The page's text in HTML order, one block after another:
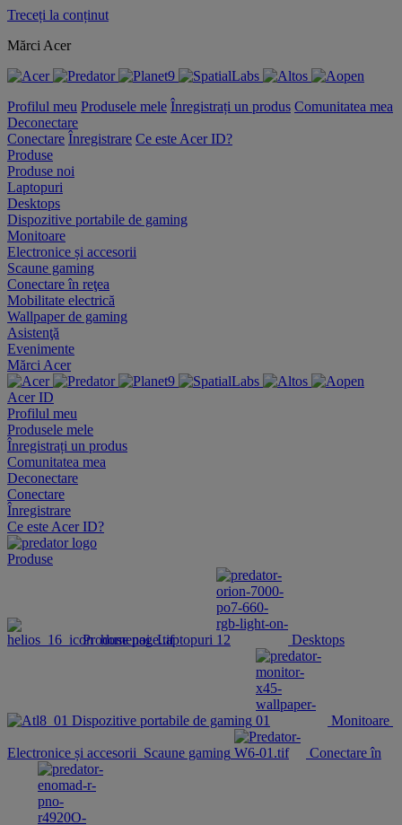
Treceți la conținut
Mărci Acer
Profilul meu Produsele mele Înregistrați un produs Comunitatea mea
Deconectare
Conectare Înregistrare Ce este Acer ID?
Produse
Produse noi
Laptopuri
Desktops
Dispozitive portabile de gaming
Monitoare
Electronice și accesorii
Scaune gaming
Conectare în reţea
Mobilitate electrică
Wallpaper de gaming
Asistenţă
Evenimente
Mărci Acer
Acer ID
Profilul meu
Produsele mele
Înregistrați un produs
Comunitatea mea
Deconectare
Conectare
Înregistrare
Ce este Acer ID?
Produse
Produse noi Laptopuri Desktops
Dispozitive portabile de gaming Monitoare
Electronice și accesorii Scaune gaming Conectare în